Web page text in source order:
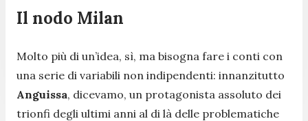
Il nodo Milan
Molto più di un’idea, sì, ma bisogna fare i conti con
una serie di variabili non indipendenti: innanzitutto
Anguissa, dicevamo, un protagonista assoluto dei
trionfi degli ultimi anni al di là delle problematiche